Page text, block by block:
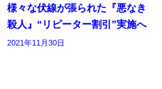
様々な伏線が張られた『悪なき
殺人』“リピーター割引”実施へ
2021年11月30日